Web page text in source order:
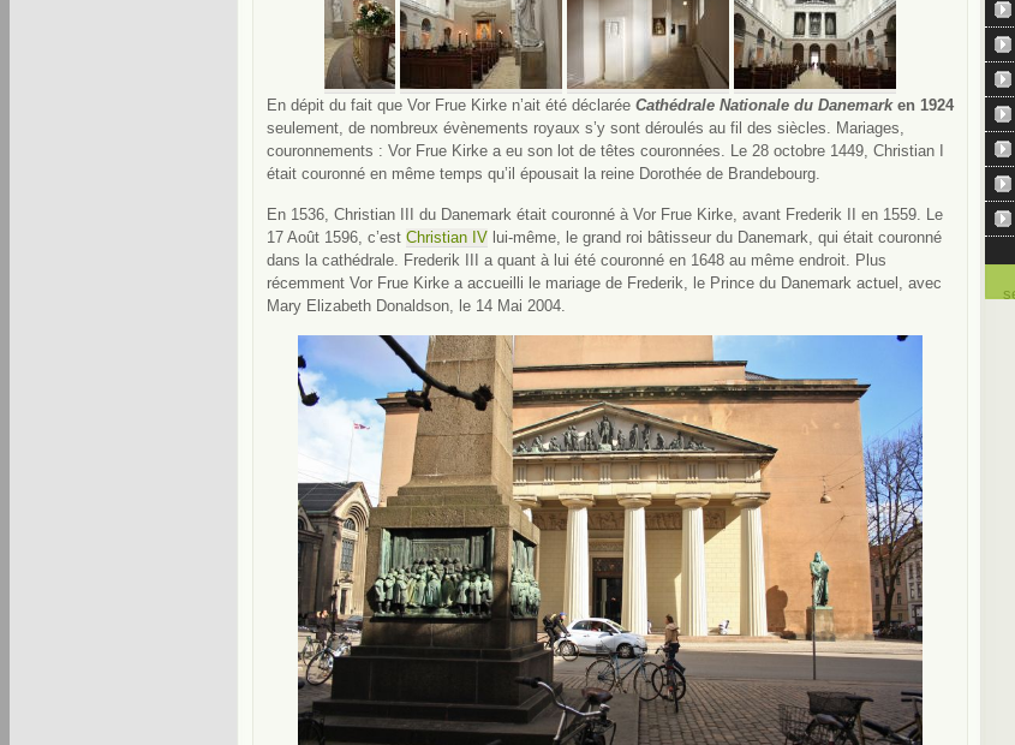
En dépit du fait que Vor Frue Kirke n’ait été déclarée Cathédrale Nationale du Danemarken 1924
seulement, de nombreux évènements royaux s’y sont déroulés au fil des siècles. Mariages,
couronnements : Vor Frue Kirke a eu son lot de têtes couronnées. Le 28 octobre 1449, Christian I
était couronné en même temps qu’il épousait la reine Dorothée de Brandebourg.
En 1536, Christian III du Danemark était couronné à Vor Frue Kirke, avant Frederik II en 1559. Le
17 Août 1596, c’est Christian IV lui-même, le grand roi bâtisseur du Danemark, qui était couronné
dans la cathédrale. Frederik III a quant à lui été couronné en 1648 au même endroit. Plus
récemment Vor Frue Kirke a accueilli le mariage de Frederik, le Prince du Danemark actuel, avec
Mary Elizabeth Donaldson, le 14 Mai 2004.